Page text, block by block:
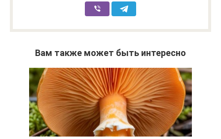
Вам также может быть интересно